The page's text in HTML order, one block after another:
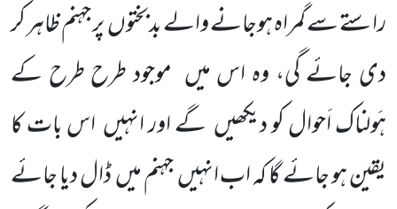
راستے سے گمراہ ہوجانے والے بدبختوںپر جہنم ظاہر کر
دی جائے گی، وہ اس میں موجود طرح طرح کے
ہَولناک اَحوال کو دیکھیں گے اور انہیںاس بات کا
یقین ہو جائے گا کہ اب انہیںجہنم میںڈال دیا جائے